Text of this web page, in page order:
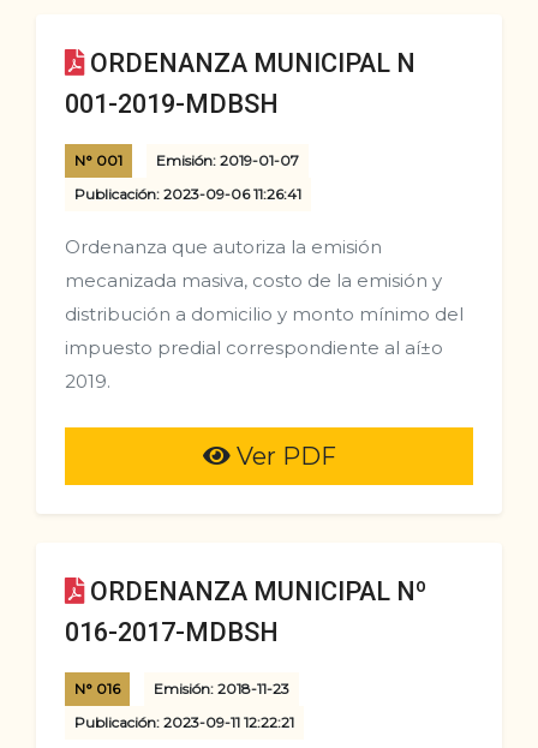
ORDENANZA MUNICIPAL N
001-2019-MDBSH
N° 001
Emisión: 2019-01-07
Publicación: 2023-09-06 11:26:41
Ordenanza que autoriza la emisión
mecanizada masiva, costo de la emisión y
distribución a domicilio y monto mí­nimo del
impuesto predial correspondiente al aí±o
2019.
Ver PDF
ORDENANZA MUNICIPAL Nº
016-2017-MDBSH
N° 016
Emisión: 2018-11-23
Publicación: 2023-09-11 12:22:21